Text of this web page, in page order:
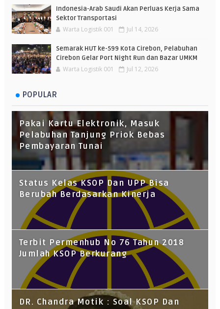
Indonesia-Arab Saudi Akan Perluas Kerja Sama
Sektor Transportasi
Warta Logistik 001 Jul 14, 2026
Semarak HUT ke-599 Kota Cirebon, Pelabuhan
Cirebon Gelar Port Night Run dan Bazar UMKM
Warta Logistik 001 Jul 12, 2026
POPULAR
Pakai Kartu Elektronik, Masuk
Pelabuhan Tanjung Priok Bebas
Pembayaran Tunai
Status Kelas KSOP Dan UPP Bisa
Berubah Berdasarkan Kinerja
Terbit Permenhub No 76 Tahun 2018
Jumlah KSOP Berkurang
DR. Chandra Motik : Soal KSOP Dan